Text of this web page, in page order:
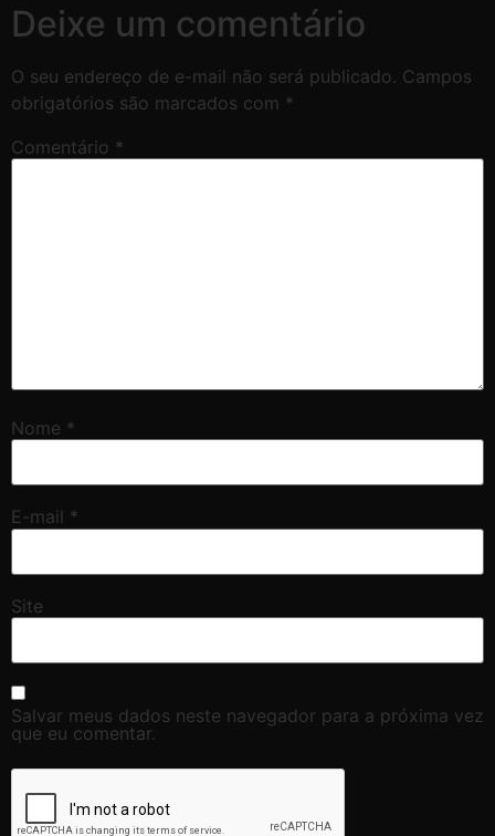
Deixe um comentário
O seu endereço de e-mail não será publicado. Campos
obrigatórios são marcados com *
Comentário *
Nome *
E-mail *
Site
Salvar meus dados neste navegador para a próxima vez
que eu comentar.